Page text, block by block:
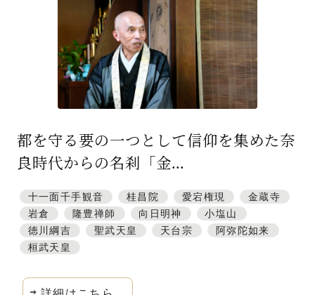
特集「一隅を照らす」
探訪「1200年の魅力交流」
日本文化を探る
プレスアーカイブ
サイトポリシー
都を守る要の一つとして信仰を集めた奈
良時代からの名刹「金...
十一面千手観音 桂昌院 愛宕権現
金蔵寺
岩倉
隆豊禅師 向日明神
小塩山
徳川綱吉
聖武天皇 天台宗
阿弥陀如来
桓武天皇